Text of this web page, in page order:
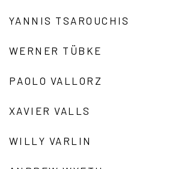
YANNIS TSAROUCHIS
WERNER TÜBKE
PAOLO VALLORZ
XAVIER VALLS
WILLY VARLIN